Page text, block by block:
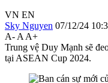
VN EN
Sky Nguyen 07/12/24
A- A A+
Trung vệ Duy Mạnh sẽ
tại ASEAN Cup 2024.